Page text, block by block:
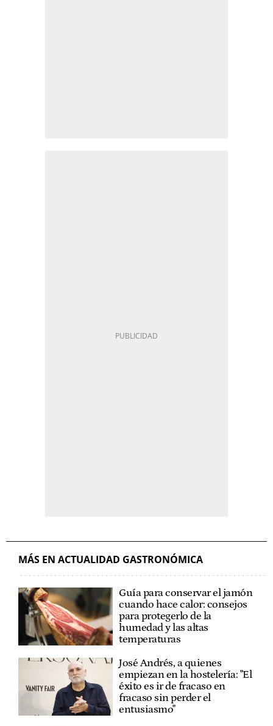
MÁS EN ACTUALIDAD GASTRONÓMICA
Guía para conservar el jamón
cuando hace calor: consejos
para protegerlo de la
humedad y las altas
temperaturas
José Andrés, a quienes
empiezan en la hostelería: "El
éxito es ir de fracaso en
fracaso sin perder el
entusiasmo"